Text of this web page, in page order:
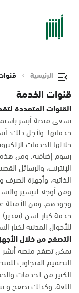
الرئيسية
قنوات الخدمة
القنوات المتعددة
تسعى منصة أبشر
خدماتها. ولأجل ذلك؛
خلالها الخدمات
رسوم إضافية. ومن هذه
الذاتية، وأجهزة الصرف
ومن أوجه التيسير
وجودهم، ومن الأمثلة
خدمة كبار السن
للأحوال المدنية
التصفح من خلال
يمكن تصفح منصة أبشر
التصميم المتجاوب
الكثير من الخدمات
اللغة، وكذلك تصفح و